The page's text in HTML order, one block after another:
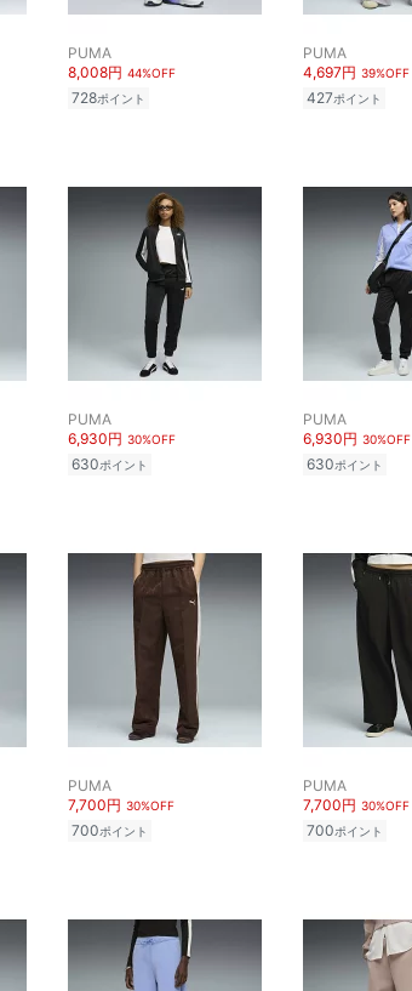
PUMA
8,008円 44%OFF
728ポイント
PUMA
4,697円 39%OFF
427ポイント
PUMA
6,930円 30%OFF
630ポイント
PUMA
6,930円 30%OFF
630ポイント
PUMA
7,700円 30%OFF
700ポイント
PUMA
7,700円 30%OFF
700ポイント